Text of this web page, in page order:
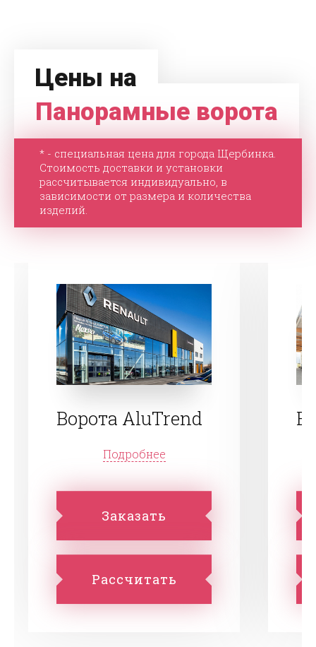
Цены на
Панорамные ворота
* - специальная цена для города Щербинка.
Стоимость доставки и установки
рассчитывается индивидуально, в
зависимости от размера и количества
изделий.
Ворота AluTrend
Подробнее
Заказать
Рассчитать